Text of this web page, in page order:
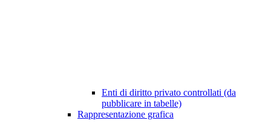
Enti di diritto privato controllati (da
pubblicare in tabelle)
Rappresentazione grafica